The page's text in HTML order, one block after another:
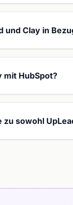
und Clay in
mit HubSpot?
sowohl